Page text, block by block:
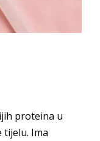
proteina u
tijelu. Ima